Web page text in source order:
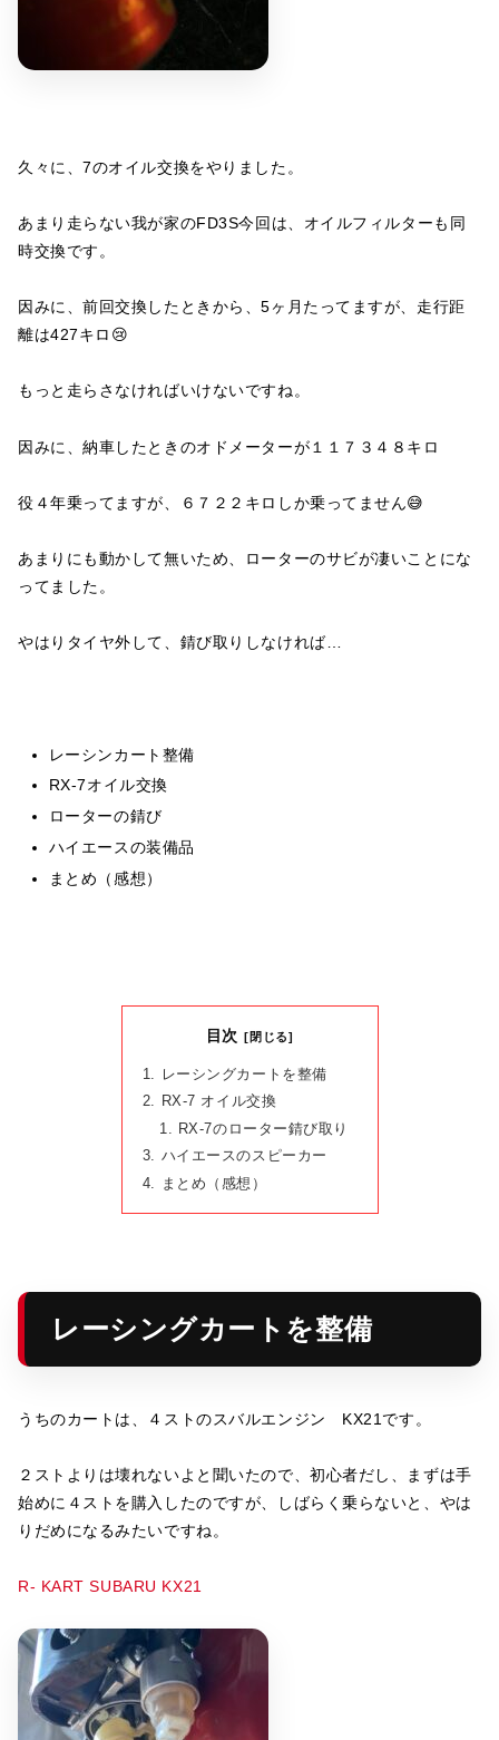
久々に、7のオイル交換をやりました。
あまり走らない我が家のFD3S今回は、オイルフィルターも同
時交換です。
因みに、前回交換したときから、5ヶ月たってますが、走行距
離は427キロ😢
もっと走らさなければいけないですね。
因みに、納車したときのオドメーターが１１７３４８キロ
役４年乗ってますが、６７２２キロしか乗ってません😅
あまりにも動かして無いため、ローターのサビが凄いことにな
ってました。
やはりタイヤ外して、錆び取りしなければ…
レーシンカート整備
RX-7オイル交換
ローターの錆び
ハイエースの装備品
まとめ（感想）
目次
レーシングカートを整備
RX-7 オイル交換
RX-7のローター錆び取り
ハイエースのスピーカー
まとめ（感想）
レーシングカートを整備
うちのカートは、４ストのスバルエンジン KX21です。
２ストよりは壊れないよと聞いたので、初心者だし、まずは手
始めに４ストを購入したのですが、しばらく乗らないと、やは
りだめになるみたいですね。
R- KART SUBARU KX21